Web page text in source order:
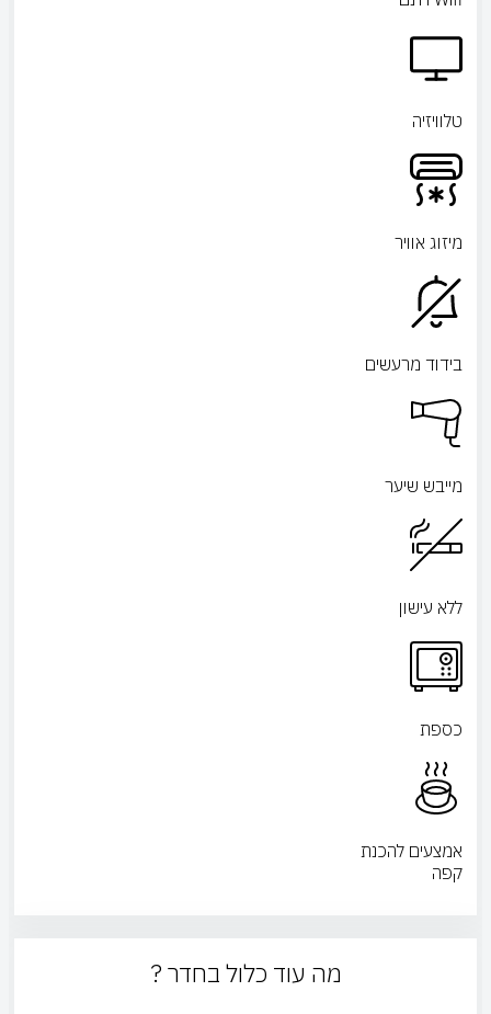
טלוויזיה
מיזוג אוויר
בידוד מרעשים
מייבש שיער
ללא עישון
כספת
אמצעים להכנת
קפה
מה עוד כלול בחדר ?